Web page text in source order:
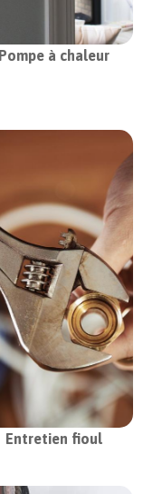
Pompe à chaleur
Entretien fioul